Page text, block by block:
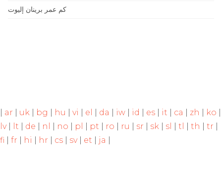
كم عمر برينان إليوت
ar uk bg hu vi el da iw id es it ca zh ko
lv| lt de nl no pl pt ro ru sr sk sl tl th tr
fi
fr hi hr cs sv| et ja